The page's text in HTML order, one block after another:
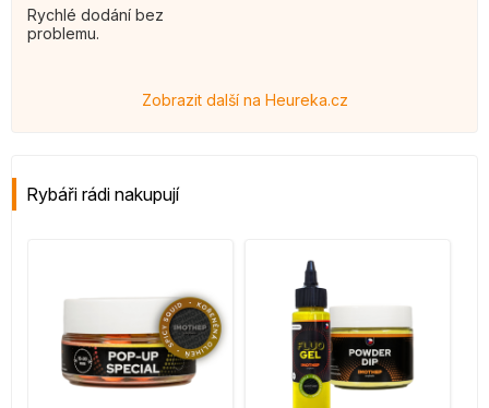
Rychlé dodání bez
problemu.
Zobrazit další na Heureka.cz
Rybáři rádi nakupují